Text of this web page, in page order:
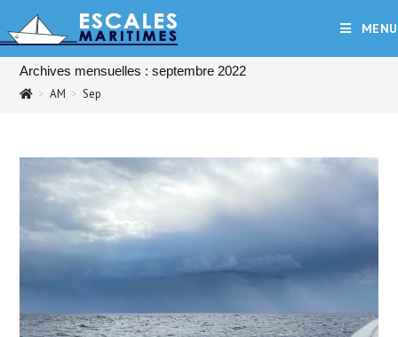
to
content
MENU
Archives mensuelles : septembre 2022
> AM > Sep